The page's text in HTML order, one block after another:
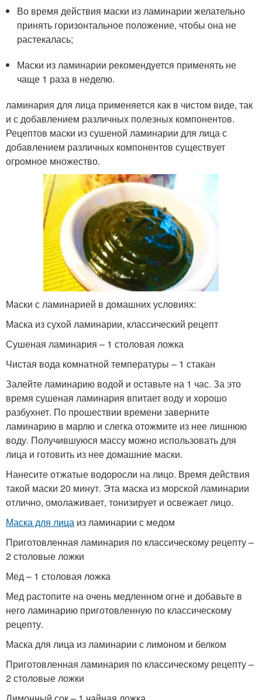
Во время действия маски из ламинарии желательно
принять горизонтальное положение, чтобы она не
растекалась;
Маски из ламинарии рекомендуется применять не
чаще 1 раза в неделю.
ламинария для лица применяется как в чистом виде, так
и с добавлением различных полезных компонентов.
Рецептов маски из сушеной ламинарии для лица с
добавлением различных компонентов существует
огромное множество.
Маски с ламинарией в домашних условиях:
Маска из сухой ламинарии, классический рецепт
Сушеная ламинария – 1 столовая ложка
Чистая вода комнатной температуры – 1 стакан
Залейте ламинарию водой и оставьте на 1 час. За это
время сушеная ламинария впитает воду и хорошо
разбухнет. По прошествии времени заверните
ламинарию в марлю и слегка отожмите из нее лишнюю
воду. Получившуюся массу можно использовать для
лица и готовить из нее домашние маски.
Нанесите отжатые водоросли на лицо. Время действия
такой маски 20 минут. Эта маска из морской ламинарии
отлично, омолаживает, тонизирует и освежает лицо.
Маска для лица из ламинарии с медом
Приготовленная ламинария по классическому рецепту –
2 столовые ложки
Мед – 1 столовая ложка
Мед растопите на очень медленном огне и добавьте в
него ламинарию приготовленную по классическому
рецепту.
Маска для лица из ламинарии с лимоном и белком
Приготовленная ламинария по классическому рецепту –
2 столовые ложки